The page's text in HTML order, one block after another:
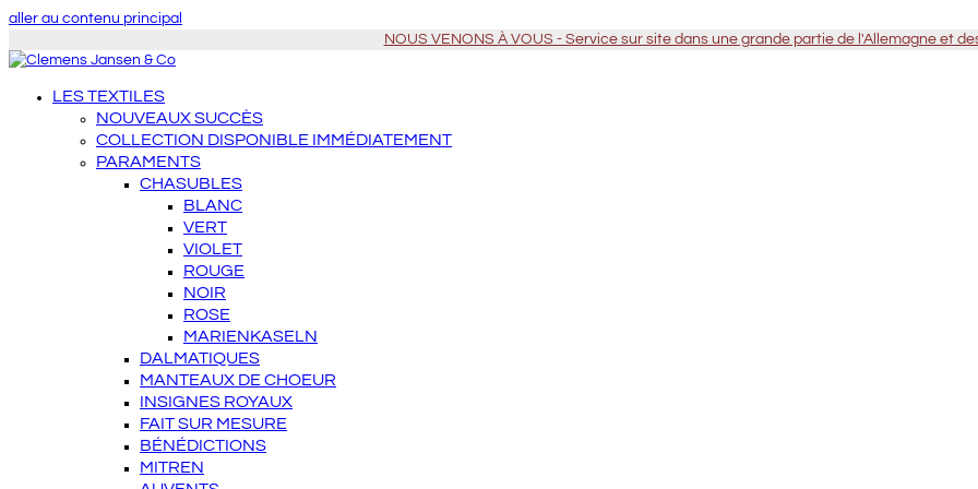
aller au contenu principal
NOUS VENONS À VOUS - Service sur site dans une grande partie de l'Allemagne et
LES TEXTILES
NOUVEAUX SUCCÈS
COLLECTION DISPONIBLE IMMÉDIATEMENT
PARAMENTS
CHASUBLES
BLANC
VERT
VIOLET
ROUGE
NOIR
ROSE
MARIENKASELN
DALMATIQUES
MANTEAUX DE CHOEUR
INSIGNES ROYAUX
FAIT SUR MESURE
BÉNÉDICTIONS
MITREN